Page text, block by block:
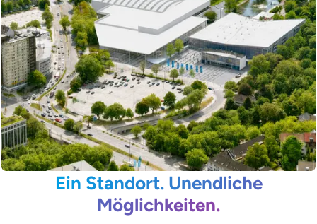
Ein Standort. Unendliche
Möglichkeiten.